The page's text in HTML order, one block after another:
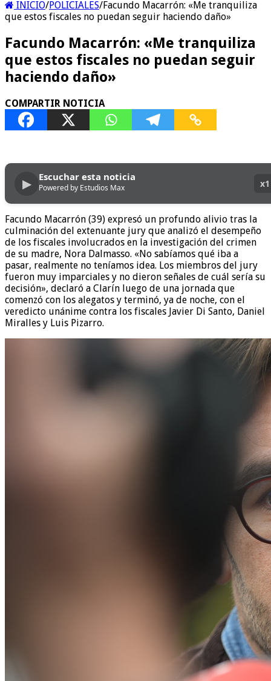
INICIO/POLICIALES/Facundo Macarrón: «Me tranquiliza
que estos fiscales no puedan seguir haciendo daño»
Facundo Macarrón: «Me tranquiliza
que estos fiscales no puedan seguir
haciendo daño»
COMPARTIR NOTICIA
▶
Escuchar esta noticia
Powered by Estudios Max x1
Facundo Macarrón (39) expresó un profundo alivio tras la
culminación del extenuante jury que analizó el desempeño
de los fiscales involucrados en la investigación del crimen
de su madre, Nora Dalmasso. «No sabíamos qué iba a
pasar, realmente no teníamos idea. Los miembros del jury
fueron muy imparciales y no dieron señales de cuál sería su
decisión», declaró a Clarín luego de una jornada que
comenzó con los alegatos y terminó, ya de noche, con el
veredicto unánime contra los fiscales Javier Di Santo, Daniel
Miralles y Luis Pizarro.